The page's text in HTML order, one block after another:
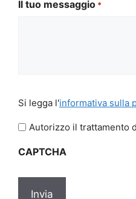
Il tuo messaggio *
legga
l'informativa
privacy
Si legga l'informativa sulla
Autorizzo il trattamento
CAPTCHA